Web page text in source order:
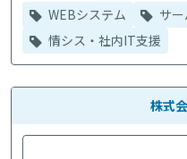
WEBシステム
サ
情シス・社内IT支援
株式